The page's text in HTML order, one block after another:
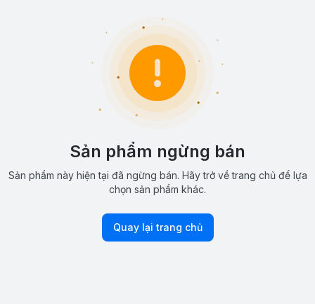
Sản phẩm ngừng bán
Sản phẩm này hiện tại đã ngừng bán. Hãy trở về trang chủ để lựa
chọn sản phẩm khác.
Quay lại trang chủ